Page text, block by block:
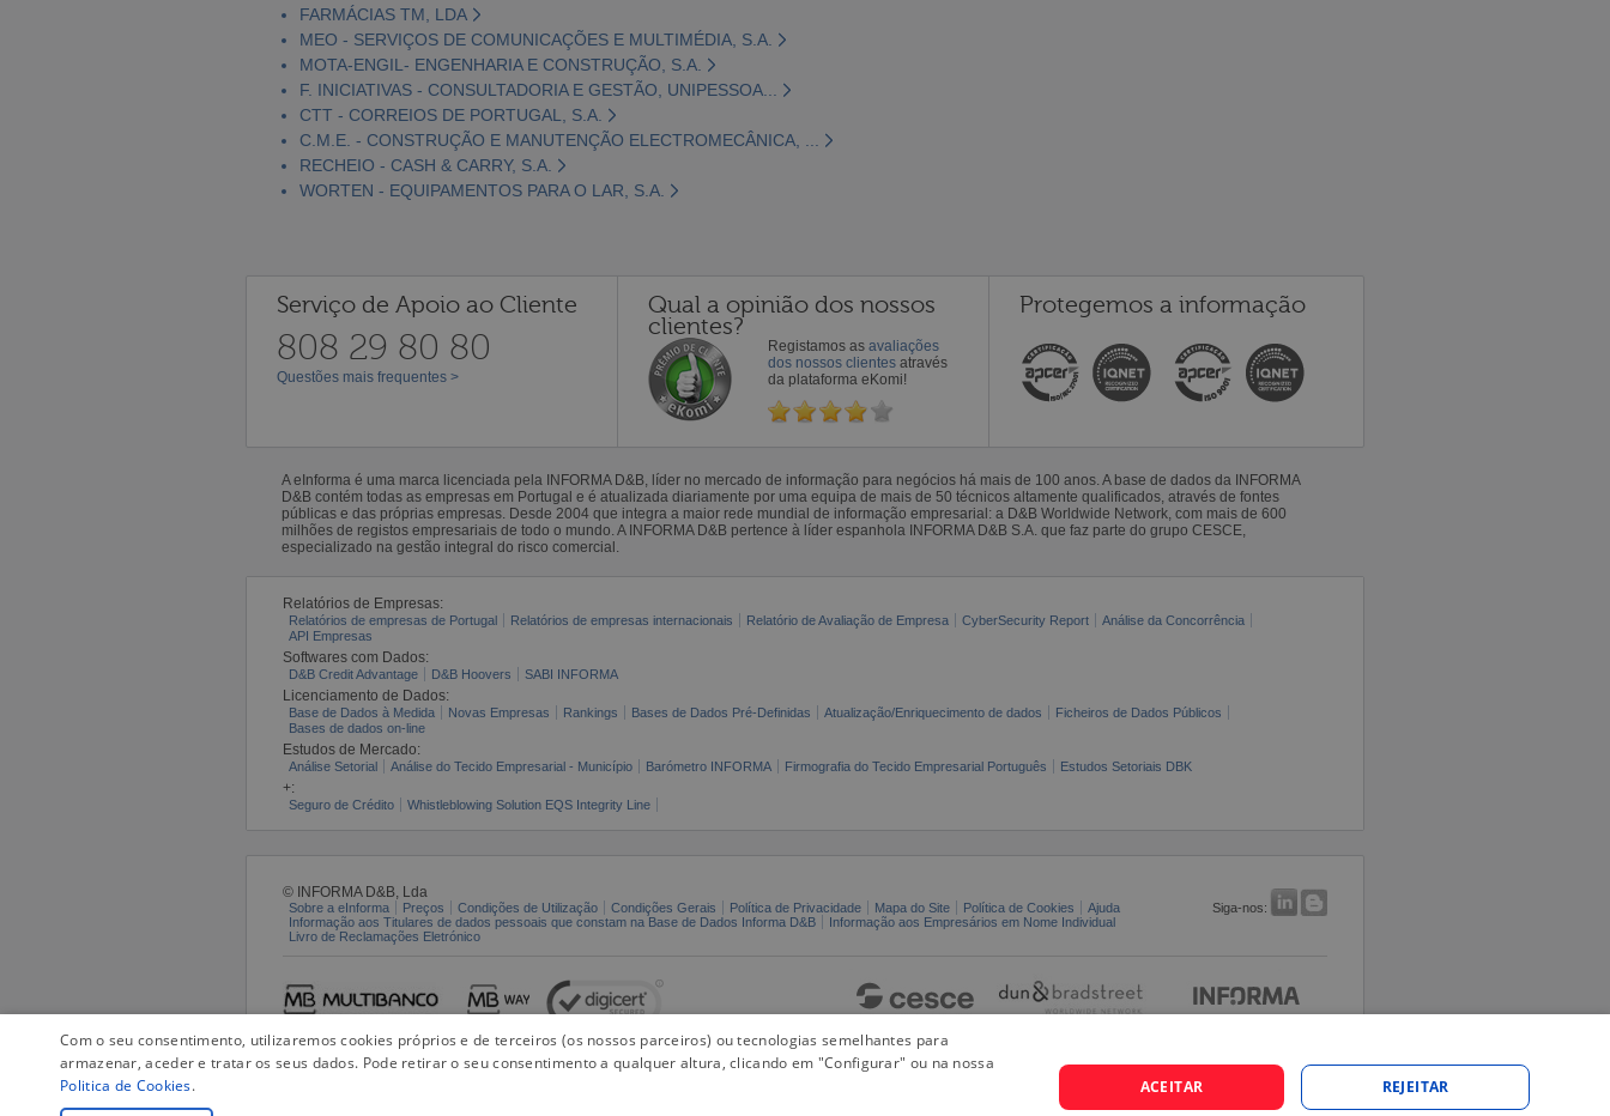
FARMÁCIAS TM, LDA
MEO - SERVIÇOS DE COMUNICAÇÕES E MULTIMÉDIA, S.A.
MOTA-ENGIL- ENGENHARIA E CONSTRUÇÃO, S.A.
F. INICIATIVAS - CONSULTADORIA E GESTÃO, UNIPESSOA...
CTT - CORREIOS DE PORTUGAL, S.A.
C.M.E. - CONSTRUÇÃO E MANUTENÇÃO ELECTROMECÂNICA, ...
RECHEIO - CASH & CARRY, S.A.
WORTEN - EQUIPAMENTOS PARA O LAR, S.A.
Serviço de Apoio ao Cliente
808 29 80 80
Questões mais frequentes >
Qual a opinião dos nossos
clientes?
Registamos as avaliações
dos nossos clientes através
da plataforma eKomi!
Protegemos a informação
A eInforma é uma marca licenciada pela INFORMA D&B, líder no mercado de informação para negócios há mais de 100 anos. A base de dados da INFORMA
D&B contém todas as empresas em Portugal e é atualizada diariamente por uma equipa de mais de 50 técnicos altamente qualificados, através de fontes
públicas e das próprias empresas. Desde 2004 que integra a maior rede mundial de informação empresarial: a D&B Worldwide Network, com mais de 600
milhões de registos empresariais de todo o mundo. A INFORMA D&B pertence à líder espanhola INFORMA D&B S.A. que faz parte do grupo CESCE,
especializado na gestão integral do risco comercial.
Relatórios de Empresas:
Relatórios de empresas de Portugal Relatórios de empresas internacionais Relatório de Avaliação de Empresa CyberSecurity Report
Análise da Concorrência
API Empresas
Softwares com Dados:
D&B Credit Advantage D&B Hoovers SABI INFORMA
Licenciamento de Dados:
Base de Dados à Medida Novas Empresas Rankings Bases de Dados Pré-Definidas Atualização/Enriquecimento de dados
Ficheiros de Dados Públicos
Bases de dados on-line
Estudos de Mercado:
Análise Setorial Análise do Tecido Empresarial - Município Barómetro INFORMA Firmografia do Tecido Empresarial Português Estudos Setoriais DBK
+:
Seguro de Crédito Whistleblowing Solution EQS Integrity Line
© INFORMA D&B, Lda
Sobre a eInforma Preços Condições de Utilização Condições Gerais Política de Privacidade Mapa do Site Política de Cookies Ajuda
Siga-nos:
Informação aos Titulares de dados pessoais que constam na Base de Dados Informa D&B
Informação aos Empresários em Nome Individual
Livro de Reclamações Eletrónico
Com o seu consentimento, utilizaremos cookies próprios e de terceiros (os nossos parceiros) ou tecnologias semelhantes para
armazenar, aceder e tratar os seus dados. Pode retirar o seu consentimento a qualquer altura, clicando em "Configurar" ou na nossa
Politica de Cookies. ACEITAR REJEITAR